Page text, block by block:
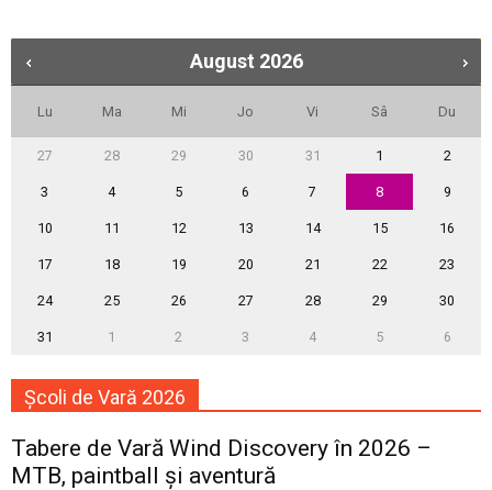
August 2026
Lu Ma Mi Jo Vi Sâ Du
27 28 29 30 31 1 2
3 4 5 6 7 8 9
10 11 12 13 14 15 16
17 18 19 20 21 22 23
24 25 26 27 28 29 30
31 1 2 3 4 5 6
Școli de Vară 2026
Tabere de Vară Wind Discovery în 2026 –
MTB, paintball și aventură